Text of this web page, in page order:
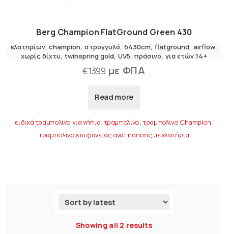
Berg Champion FlatGround Green 430
ελατηρίων champion στρογγυλό δ430cm flatground airflow
χωρίς δίχτυ twinspring gold UV5 πράσινο για ετών 14+
€1399 με ΦΠΑ
Read more
ειδικά τραμπολίνο για νήπια, τραμπολίνο,τραμπολίνο Champion,
τραμπολίνο επιφάνειας αναπήδησης με ελατήρια
Showing all 2 results